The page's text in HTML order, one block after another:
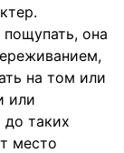
она
на том или
или
до таких
место